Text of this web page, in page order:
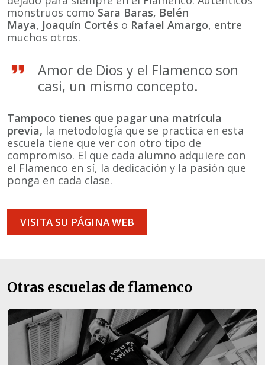
monstruos como Sara Baras, Belén
Maya, Joaquín Cortés o Rafael Amargo, entre
muchos otros.
Amor de Dios y el Flamenco son
casi, un mismo concepto.
Tampoco tienes que pagar una matrícula
previa, la metodología que se practica en esta
escuela tiene que ver con otro tipo de
compromiso. El que cada alumno adquiere con
el Flamenco en sí, la dedicación y la pasión que
ponga en cada clase.
VISITA SU PÁGINA WEB
Otras escuelas de flamenco